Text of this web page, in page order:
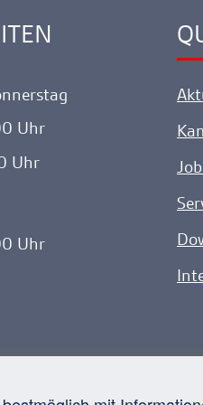
Uhr
Uhr
Uhr